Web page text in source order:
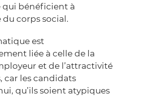
qui bénéficient à
du corps social.
est
liée à celle de la
et de l’attractivité
car les candidats
qu’ils soient atypiques